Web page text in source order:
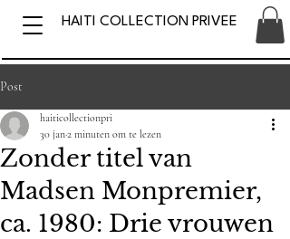
HAITI COLLECTION PRIVEE
Post
Zonder titel van
Madsen Monpremier,
ca. 1980: Drie vrouwen
haiticollectionpri
30 jan2 minuten om te lezen